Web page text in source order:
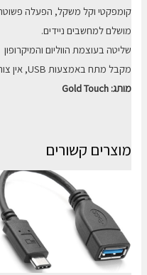
מושלם למחשבים ניידים.
שליטה בעוצמת הווליום והמיקרופון
מקבל מתח באמצעות USB, אין צורך בהתקנה.
מותג: Gold Touch
מוצרים קשורים